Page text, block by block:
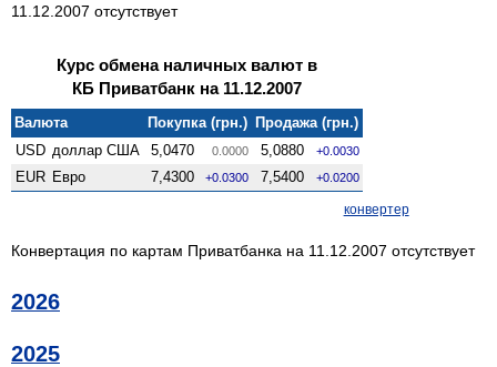
11.12.2007 отсутствует
Курс обмена наличных валют в
КБ Приватбанк на 11.12.2007
Валюта Покупка (грн.) Продажа (грн.)
USD доллар США 5,0470 0.0000 5,0880 +0.0030
EUR Евро 7,4300 +0.0300 7,5400 +0.0200
конвертер
Конвертация по картам Приватбанка на 11.12.2007 отсутствует
2026
2025